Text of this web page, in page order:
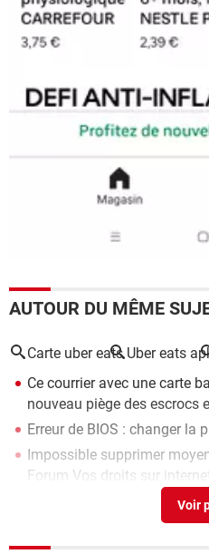
AUTOUR DU MÊME
Carte uber eats Uber eats
Ce courrier avec une carte
nouveau piège des escrocs
Erreur de BIOS : changer la
Impossible supprimer
Forum Vos droits sur
Forum
Carte graphique PC :